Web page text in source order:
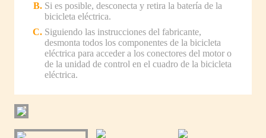
Si es posible, desconecta y retira la batería de la
bicicleta eléctrica.
Siguiendo las instrucciones del fabricante,
desmonta todos los componentes de la bicicleta
eléctrica para acceder a los conectores del motor o
de la unidad de control en el cuadro de la bicicleta
eléctrica.